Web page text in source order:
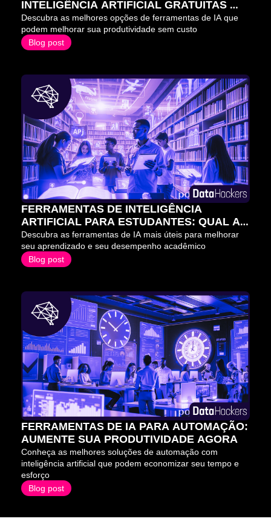
INTELIGÊNCIA ARTIFICIAL GRATUITAS
PARA 2026
Descubra as melhores opções de ferramentas de IA que
podem melhorar sua produtividade sem custo
Blog post
FERRAMENTAS DE INTELIGÊNCIA
ARTIFICIAL PARA ESTUDANTES: QUAL A
MELHOR ESCOLHA?
Descubra as ferramentas de IA mais úteis para melhorar
seu aprendizado e seu desempenho acadêmico
Blog post
FERRAMENTAS DE IA PARA AUTOMAÇÃO:
AUMENTE SUA PRODUTIVIDADE AGORA
Conheça as melhores soluções de automação com
inteligência artificial que podem economizar seu tempo e
esforço
Blog post